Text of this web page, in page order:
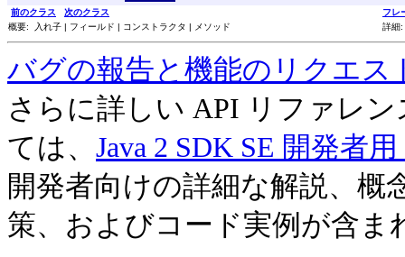
前のクラス 次のクラス
フレ
概要: 入れ子 | フィールド | コンストラクタ | メソッド
詳細
バグの報告と機能のリクエス
さらに詳しい API リファレ
ては、 Java 2 SDK SE 開発者
開発者向けの詳細な解説、概
策、およびコード実例が含ま